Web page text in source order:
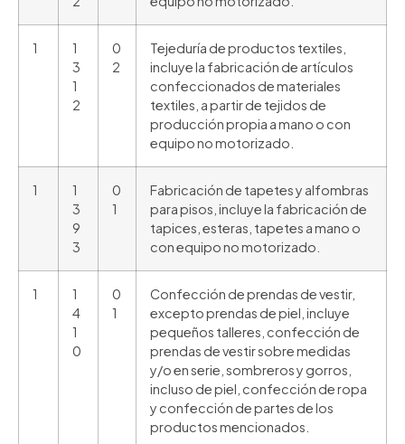
1
1
3
1
2
0
2
Tejeduría de productos textiles,
incluye la fabricación de artículos
confeccionados de materiales
textiles, a partir de tejidos de
producción propia a mano o con
equipo no motorizado.
1
1
3
9
3
0
1
Fabricación de tapetes y alfombras
para pisos, incluye la fabricación de
tapices, esteras, tapetes a mano o
con equipo no motorizado.
1
1
4
1
0
0
1
Confección de prendas de vestir,
excepto prendas de piel, incluye
pequeños talleres, confección de
prendas de vestir sobre medidas
y/o en serie, sombreros y gorros,
incluso de piel, confección de ropa
y confección de partes de los
productos mencionados.